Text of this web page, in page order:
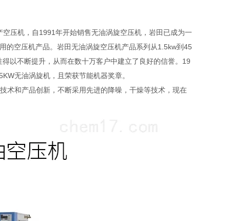
压机，自1991年开始销售无油涡旋空压机，岩田已成为一
的空压机产品。岩田无油涡旋空压机产品系列从1.5kw到45
以不断提升，从而在数十万客户中建立了良好的信誉。19
无油涡旋机，且荣获节能机器奖章。
术和产品创新，不断采用先进的降噪，干燥等技术，现在